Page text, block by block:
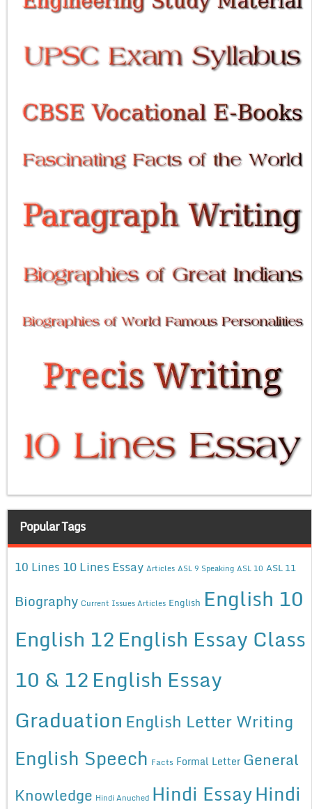
Popular Tags
10 Lines 10 Lines Essay Articles ASL 9 Speaking ASL 10 ASL 11
Biography Current Issues Articles English English 10
English 12English Essay Class
10 & 12English Essay
Graduation English Letter Writing
English Speech Facts Formal Letter General
Knowledge Hindi Anuched Hindi EssayHindi